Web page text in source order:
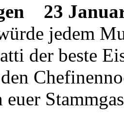
23
jedem
der beste
euer